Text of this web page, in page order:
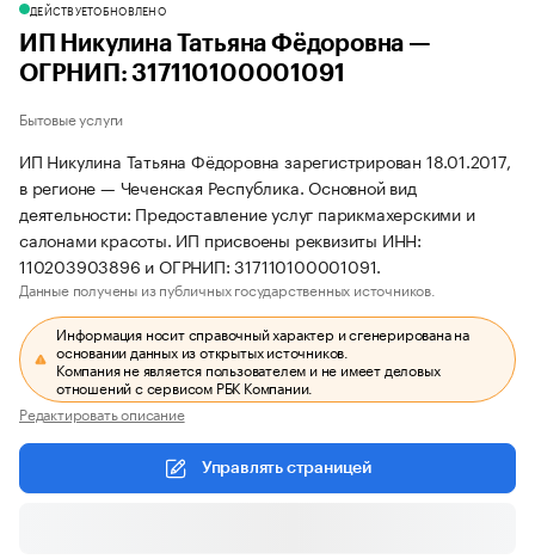
ДЕЙСТВУЕТОБНОВЛЕНО
ИП Никулина Татьяна Фёдоровна —
ОГРНИП: 317110100001091
Бытовые услуги
ИП Никулина Татьяна Фёдоровна зарегистрирован 18.01.2017,
в регионе — Чеченская Республика. Основной вид
деятельности: Предоставление услуг парикмахерскими и
салонами красоты. ИП присвоены реквизиты ИНН:
110203903896 и ОГРНИП: 317110100001091.
Данные получены из публичных государственных источников.
Информация носит справочный характер и сгенерирована на
основании данных из открытых источников.
Компания не является пользователем и не имеет деловых
отношений с сервисом РБК Компании.
Редактировать описание
Управлять страницей